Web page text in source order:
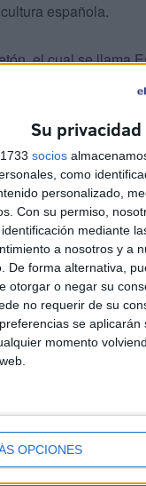
Su
socios
como
personalizado,
Con su permiso,
mediante
a nosotros y a
De forma alternativa,
otorgar o negar su
no requerir de su
se
momento
OPCIONES
española.
el cual se llama
digitales.
del mercado?
del tipo de
más actualmente
preparando
de
a la hora de